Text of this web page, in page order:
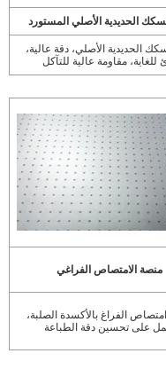
الحديدية الأصلي المستورد
الحديدية الأصلي، دقة عالية،
للغاية، مقاومة عالية للتآكل
منصة الامتصاص الفراغي
الفراغ بالأكسدة الصلبة،
على تحسين دقة الطباعة